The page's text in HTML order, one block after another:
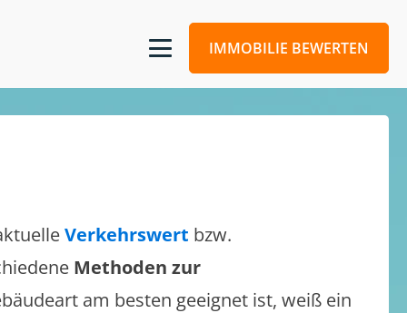
IMMOBILIE BEWERTEN
Verkehrswert bzw.
Methoden zur
am besten geeignet ist, weiß ein